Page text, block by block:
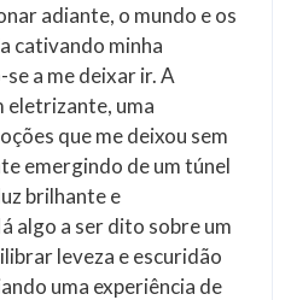
adiante, o mundo e os
cativando minha
a me deixar ir. A
eletrizante, uma
que me deixou sem
emergindo de um túnel
brilhante e
algo a ser dito sobre um
leveza e escuridão
uma experiência de